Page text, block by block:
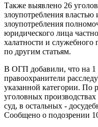
Также выявлено 26
злоупотребления
злоупотребления
юридического лица
халатности и служебного
по другим статьям.
В ОГП добавили, что на 1
правоохранители
указанной категории. По
уголовных
суд, в остальных -
Сообщено о подозрении